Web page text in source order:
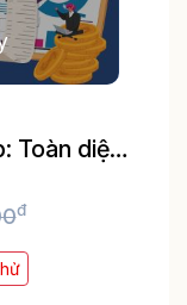
Toàn diện,
mềm kế
đ